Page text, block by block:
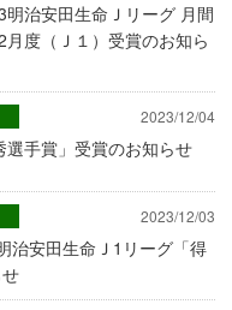
治安田生命Ｊリーグ 月間
度（Ｊ１）受賞のお知ら
2023/12/04
選手賞」受賞のお知らせ
2023/12/03
治安田生命Ｊ1リーグ「得